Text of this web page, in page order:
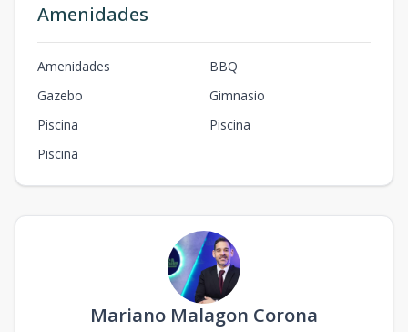
Amenidades
Amenidades
BBQ
Gazebo
Gimnasio
Piscina
Piscina
Piscina
Mariano Malagon Corona